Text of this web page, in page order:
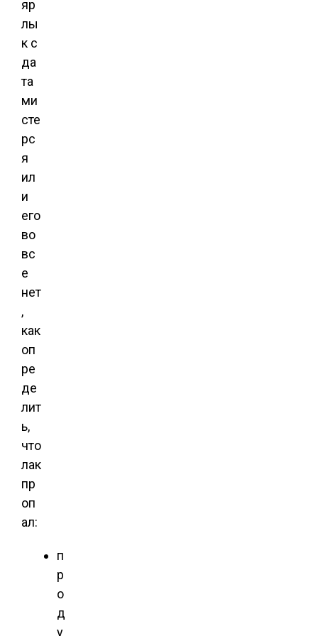
яр
лы
к с
да
та
ми
сте
рс
я
ил
и
его
во
вс
е
нет
,
как
оп
ре
де
лит
ь,
что
лак
пр
оп
ал:
п
р
о
д
у